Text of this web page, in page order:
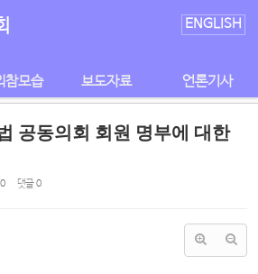
ENGLISH
참모습 보도자료 언론기사
공동의회 회원 명부에 대한
0 댓글0